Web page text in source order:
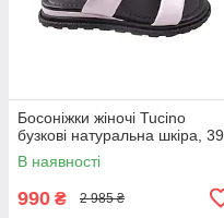
Босоніжки жіночі Tucino
бузкові натуральна шкіра, 39
В наявності
990 ₴ 2 985 ₴